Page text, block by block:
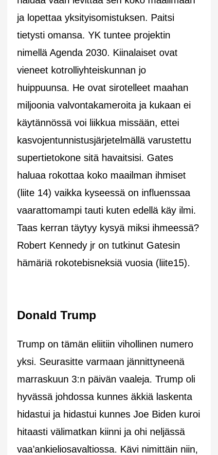
ja lopettaa yksityisomistuksen. Paitsi
tietysti omansa. YK tuntee projektin
nimellä Agenda 2030. Kiinalaiset ovat
vieneet kotrolliyhteiskunnan jo
huippuunsa. He ovat sirotelleet maahan
miljoonia valvontakameroita ja kukaan ei
käytännössä voi liikkua missään, ettei
kasvojentunnistusjärjetelmällä varustettu
supertietokone sitä havaitsisi. Gates
haluaa rokottaa koko maailman ihmiset
(liite 14) vaikka kyseessä on influenssaa
vaarattomampi tauti kuten edellä käy ilmi.
Taas kerran täytyy kysyä miksi ihmeessä?
Robert Kennedy jr on tutkinut Gatesin
hämäriä rokotebisneksiä vuosia (liite15).
Donald Trump
Trump on tämän eliitiin vihollinen numero
yksi. Seurasitte varmaan jännittyneenä
marraskuun 3:n päivän vaaleja. Trump oli
hyvässä johdossa kunnes äkkiä laskenta
hidastui ja hidastui kunnes Joe Biden kuroi
hitaasti välimatkan kiinni ja ohi neljässä
vaa’ankieliosavaltiossa. Kävi nimittäin niin,